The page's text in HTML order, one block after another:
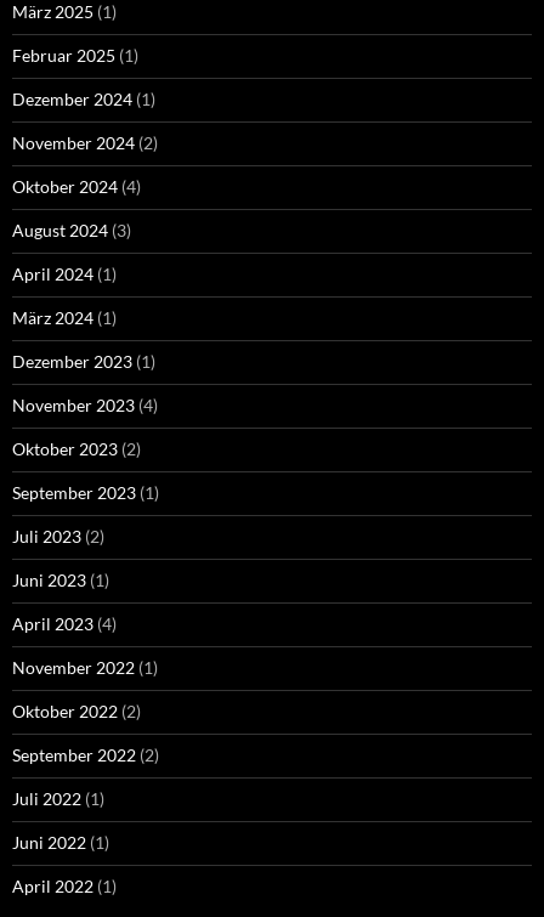
März 2025 (1)
Februar 2025 (1)
Dezember 2024 (1)
November 2024 (2)
Oktober 2024 (4)
August 2024 (3)
April 2024 (1)
März 2024 (1)
Dezember 2023 (1)
November 2023 (4)
Oktober 2023 (2)
September 2023 (1)
Juli 2023 (2)
Juni 2023 (1)
April 2023 (4)
November 2022 (1)
Oktober 2022 (2)
September 2022 (2)
Juli 2022 (1)
Juni 2022 (1)
April 2022 (1)